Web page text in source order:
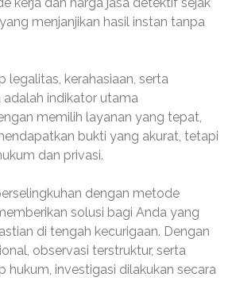
menjanjikan hasil instan tanpa
legalitas, kerahasiaan, serta
adalah indikator utama
memilih layanan yang tepat,
bukti yang akurat, tetapi
dan privasi.
dengan metode
solusi bagi Anda yang
di tengah kecurigaan. Dengan
observasi terstruktur, serta
hukum, investigasi dilakukan secara